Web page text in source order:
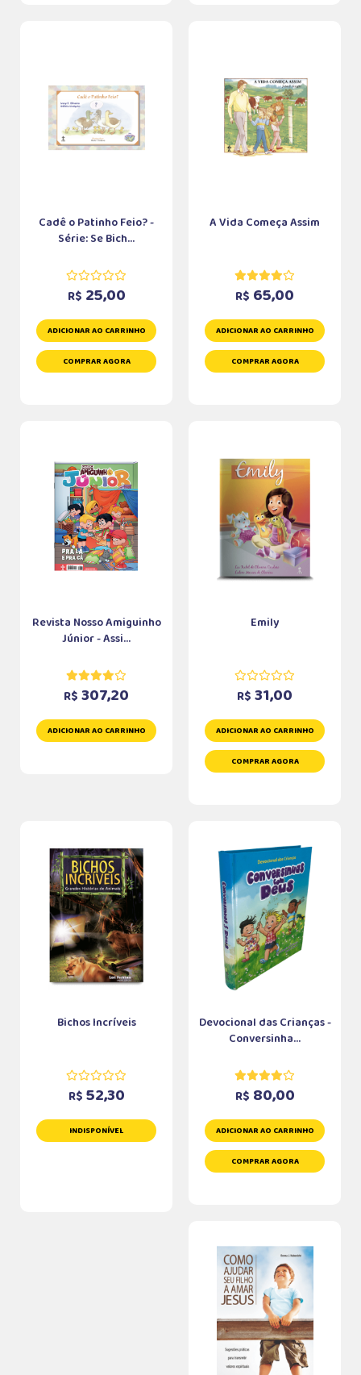
Cadê o Patinho Feio? -
Série: Se Bich...
R$ 25,00
ADICIONAR AO CARRINHO
COMPRAR AGORA
A Vida Começa Assim
R$ 65,00
ADICIONAR AO CARRINHO
COMPRAR AGORA
Revista Nosso Amiguinho
Júnior - Assi...
R$ 307,20
ADICIONAR AO CARRINHO
Emily
R$ 31,00
ADICIONAR AO CARRINHO
COMPRAR AGORA
Bichos Incríveis
R$ 52,30
INDISPONÍVEL
Devocional das Crianças -
Conversinha...
R$ 80,00
ADICIONAR AO CARRINHO
COMPRAR AGORA